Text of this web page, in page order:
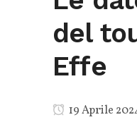
del
Effe
19 Aprile